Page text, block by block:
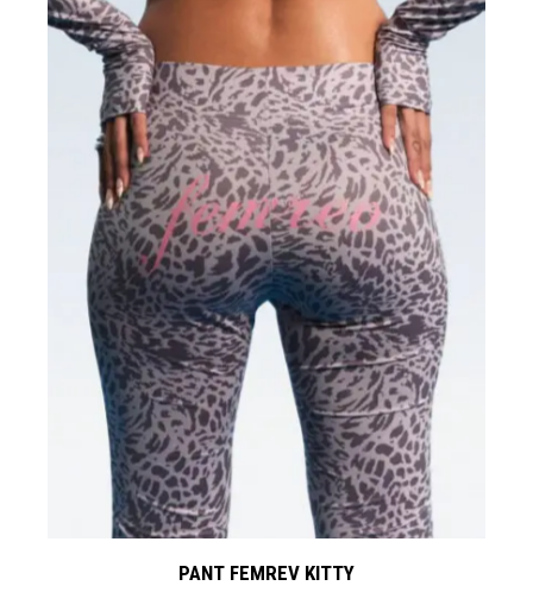
PANT FEMREV KITTY